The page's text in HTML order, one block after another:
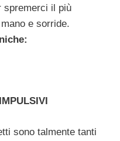
spremerci il più
e sorride.
sono talmente tanti